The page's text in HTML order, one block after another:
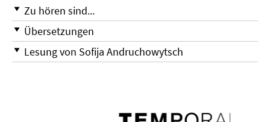
Zu hören sind...
Übersetzungen
Lesung von Sofija Andruchowytsch